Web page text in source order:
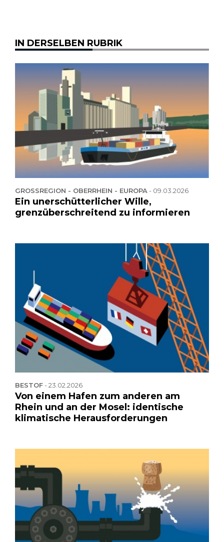
IN DERSELBEN RUBRIK
GROSSREGION - OBERRHEIN - EUROPA - 09.03.2026
Ein unerschütterlicher Wille,
grenzüberschreitend zu informieren
BESTOF-23.02.2026
Von einem Hafen zum anderen am
Rhein und an der Mosel: identische
klimatische Herausforderungen